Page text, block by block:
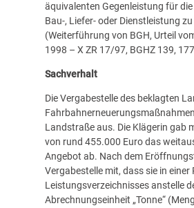
äquivalenten Gegenleistung für
Bau-, Liefer- oder Dienstleistung
(Weiterführung von BGH, Urteil
1998 – X ZR 17/97, BGHZ 139,
Sachverhalt
Die Vergabestelle des beklagten
Landstraße aus. Die Klägerin gab
von rund 455.000 Euro das
Angebot ab. Nach dem
Vergabestelle mit, dass sie in einer
Leistungsverzeichnisses anstelle
Abrechnungseinheit „Tonne“